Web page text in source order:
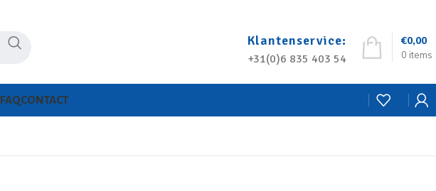
Klantenservice:
+31(0)6 835 403 54 0 items
€0,00
FAQCONTACT